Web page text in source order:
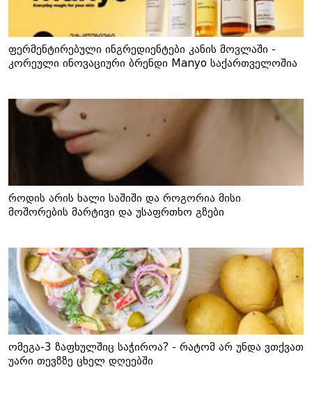
ფერმენტირებული ინგრედიენტები კანის მოვლაში -
კორეული ინოვაციური ბრენდი Manyo საქართველოშია
როდის არის ხალი საშიში და როგორია მისი
მოშორების მარტივი და უსაფრთხო გზები
ომეგა-3 ზაფხულშიც საჭიროა? - რატომ არ უნდა ვთქვათ
უარი თევზზე ცხელ დღეებში